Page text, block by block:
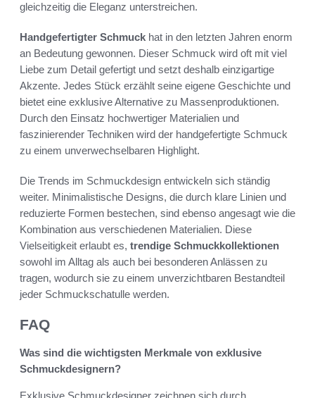
gleichzeitig die Eleganz unterstreichen.
Handgefertigter Schmuck hat in den letzten Jahren enorm
an Bedeutung gewonnen. Dieser Schmuck wird oft mit viel
Liebe zum Detail gefertigt und setzt deshalb einzigartige
Akzente. Jedes Stück erzählt seine eigene Geschichte und
bietet eine exklusive Alternative zu Massenproduktionen.
Durch den Einsatz hochwertiger Materialien und
faszinierender Techniken wird der handgefertigte Schmuck
zu einem unverwechselbaren Highlight.
Die Trends im Schmuckdesign entwickeln sich ständig
weiter. Minimalistische Designs, die durch klare Linien und
reduzierte Formen bestechen, sind ebenso angesagt wie die
Kombination aus verschiedenen Materialien. Diese
Vielseitigkeit erlaubt es, trendige Schmuckkollektionen
sowohl im Alltag als auch bei besonderen Anlässen zu
tragen, wodurch sie zu einem unverzichtbaren Bestandteil
jeder Schmuckschatulle werden.
FAQ
Was sind die wichtigsten Merkmale von exklusive
Schmuckdesignern?